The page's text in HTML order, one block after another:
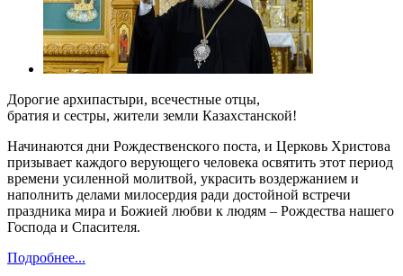
Дорогие архипастыри, всечестные отцы,
братия и сестры, жители земли Казахстанской!
Начинаются дни Рождественского поста, и Церковь Христова
призывает каждого верующего человека освятить этот период
времени усиленной молитвой, украсить воздержанием и
наполнить делами милосердия ради достойной встречи
праздника мира и Божией любви к людям – Рождества нашего
Господа и Спасителя.
Подробнее...